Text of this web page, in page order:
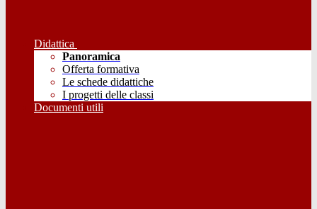
Didattica
Panoramica
Offerta formativa
Le schede didattiche
I progetti delle classi
Documenti utili